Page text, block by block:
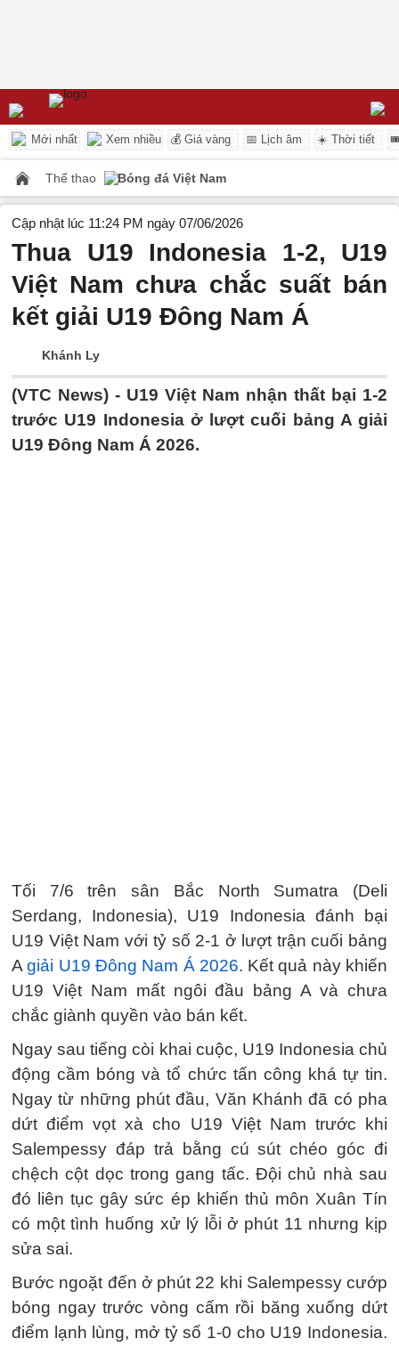
Mới nhất Xem nhiều 💰 Giá vàng 📅 Lịch âm ☀️ Thời tiết
Thể thao Bóng đá Việt Nam
Cập nhật lúc 11:24 PM ngày 07/06/2026
Thua U19 Indonesia 1-2, U19
Việt Nam chưa chắc suất bán
kết giải U19 Đông Nam Á
Khánh Ly
(VTC News) - U19 Việt Nam nhận thất bại 1-2
trước U19 Indonesia ở lượt cuối bảng A giải
U19 Đông Nam Á 2026.
Tối 7/6 trên sân Bắc North Sumatra (Deli
Serdang, Indonesia), U19 Indonesia đánh bại
U19 Việt Nam với tỷ số 2-1 ở lượt trận cuối bảng
Agiải U19 Đông Nam Á 2026. Kết quả này khiến
U19 Việt Nam mất ngôi đầu bảng A và chưa
chắc giành quyền vào bán kết.
Ngay sau tiếng còi khai cuộc, U19 Indonesia chủ
động cầm bóng và tổ chức tấn công khá tự tin.
Ngay từ những phút đầu, Văn Khánh đã có pha
dứt điểm vọt xà cho U19 Việt Nam trước khi
Salempessy đáp trả bằng cú sút chéo góc đi
chệch cột dọc trong gang tấc. Đội chủ nhà sau
đó liên tục gây sức ép khiến thủ môn Xuân Tín
có một tình huống xử lý lỗi ở phút 11 nhưng kịp
sửa sai.
Bước ngoặt đến ở phút 22 khi Salempessy cướp
bóng ngay trước vòng cấm rồi băng xuống dứt
điểm lạnh lùng, mở tỷ số 1-0 cho U19 Indonesia.